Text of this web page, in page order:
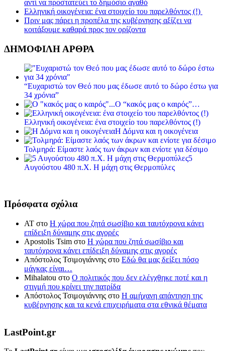
αντί να προστατεύει το δημόσιο αγαθό
Ελληνική οικογένεια: ένα στοιχείο του παρελθόντος (!)
Πριν μας πάρει η προπέλα της κυβέρνησης αξίζει να
κοιτάξουμε καθαρά προς τον ορίζοντα
ΔΗΜΟΦΙΛΗ ΑΡΘΡΑ
“Ευχαριστώ τον Θεό που μας έδωσε αυτό το δώρο έστω για
34 χρόνια”
Ο “κακός μας ο καιρός”…
Ελληνική οικογένεια: ένα στοιχείο του παρελθόντος (!)
Η Δόμνα και η οικογένεια
Τολμηρά: Είμαστε λαός των άκρων και ενίοτε για δέσιμο
5
Αυγούστου 480 π.Χ. Η μάχη στις Θερμοπύλες
Πρόσφατα σχόλια
ΑΤ στο Η χώρα που ζητά σωσίβιο και ταυτόχρονα κάνει
επίδειξη δύναμης στις αγορές
Apostolis Tsim στο Η χώρα που ζητά σωσίβιο και
ταυτόχρονα κάνει επίδειξη δύναμης στις αγορές
Απόστολος Τσιμογιάννης στο Εδώ θα μας δείξει πόσο
μάγκας είναι…
Mihalatou στο Ο πολιτικός που δεν ελέγχθηκε ποτέ και η
στιγμή που κρίνει την πατρίδα
Απόστολος Τσιμογιάννης στο Η αμήχανη απάντηση της
κυβέρνησης και τα κενά επιχειρήματα στα εθνικά θέματα
LastPoint.gr